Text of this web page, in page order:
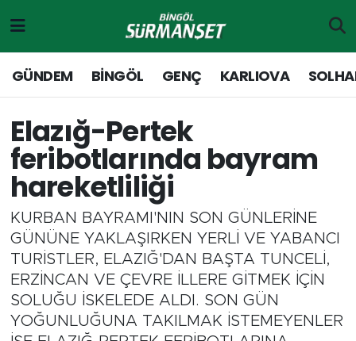
GÜNDEM BİNGÖL GENÇ KARLIOVA
Elazığ-Pertek
feribotlarında bayram
hareketliliği
KURBAN BAYRAMI'NIN SON GÜNLERİNE
GÜNÜNE YAKLAŞIRKEN YERLİ VE YABANCI
TURİSTLER, ELAZIĞ'DAN BAŞTA TUNCELİ,
ERZİNCAN VE ÇEVRE İLLERE GİTMEK İÇİN
SOLUĞU İSKELEDE ALDI. SON GÜN
YOĞUNLUĞUNA TAKILMAK İSTEMEYENLER
Genç
Solhan
Karlıova
Adaklı-Kiğı
Yayladere-Yedisu
MD Prestij Dergisi
Merkez Hava Durumu
Merkez Trafik Yoğunluk Haritası
Süper Lig Puan Durumu ve Fikstür
Tüm Manşetler
Son Dakika Haberleri
Haber Arşivi